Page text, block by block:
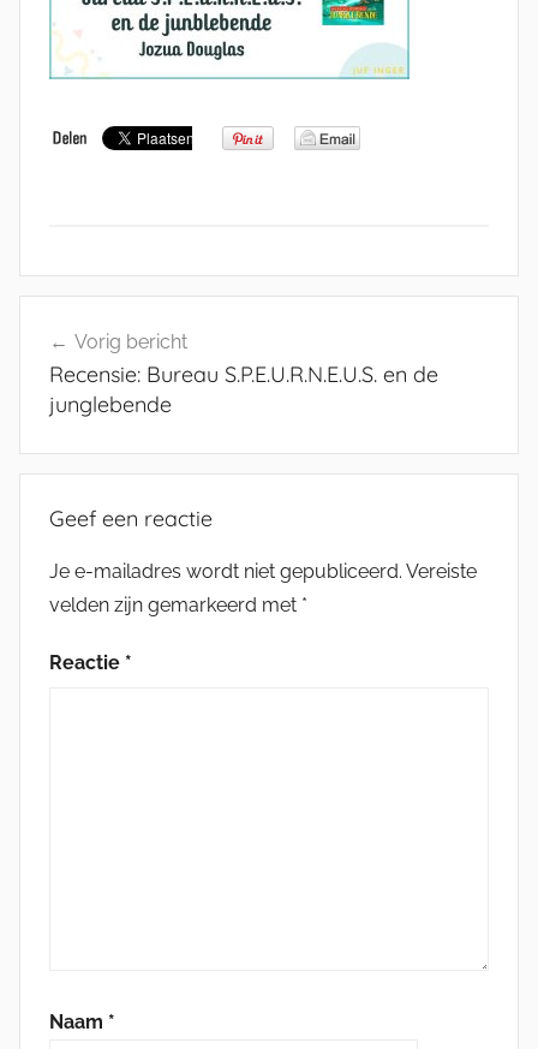
navigatie
Vorig bericht
Recensie: Bureau S.P.E.U.R.N.E.U.S. en de
junglebende
Geef een reactie
Je e-mailadres wordt niet gepubliceerd. Vereiste
velden zijn gemarkeerd met *
Reactie *
Naam *